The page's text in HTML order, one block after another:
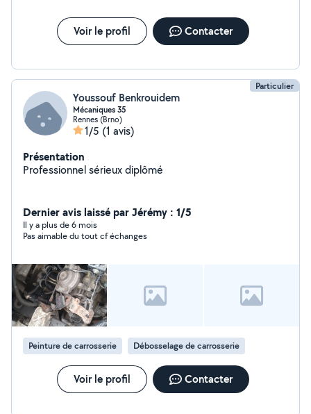
Voir le profil Contacter
Particulier
Youssouf Benkrouidem
Mécaniques 35
Rennes (Brno)
1/5 (1 avis)
Présentation
Professionnel sérieux diplômé
Dernier avis laissé par Jérémy : 1/5
Il y a plus de 6 mois
Pas aimable du tout cf échanges
Peinture de carrosserie Débosselage de carrosserie
Voir le profil Contacter